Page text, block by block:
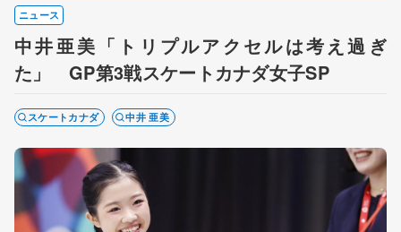
ニュース
中井亜美「トリプルアクセルは考え過ぎ
た」 GP第3戦スケートカナダ女子SP
スケートカナダ 中井 亜美